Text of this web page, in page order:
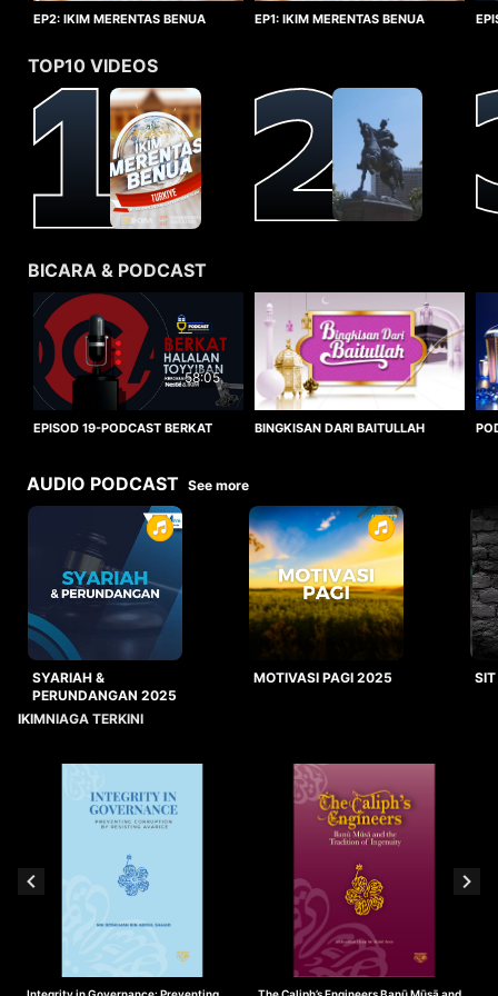
EP2: IKIM MERENTAS BENUA
EP1: IKIM MERENTAS BENUA
TOP10 VIDEOS
BICARA & PODCAST
58:05
EPISOD 19-PODCAST BERKAT
BINGKISAN DARI BAITULLAH
AUDIO PODCAST See more
SYARIAH &
PERUNDANGAN 2025
MOTIVASI PAGI 2025
IKIMNIAGA TERKINI